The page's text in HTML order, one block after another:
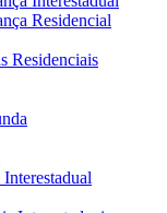
Residencial
Residenciais